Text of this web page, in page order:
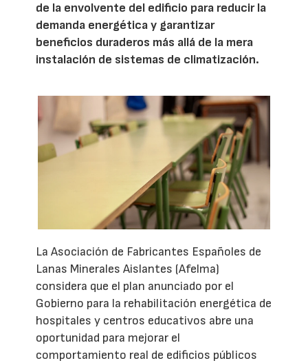
de la envolvente del edificio para reducir la
demanda energética y garantizar
beneficios duraderos más allá de la mera
instalación de sistemas de climatización.
La Asociación de Fabricantes Españoles de
Lanas Minerales Aislantes (Afelma)
considera que el plan anunciado por el
Gobierno para la rehabilitación energética de
hospitales y centros educativos abre una
oportunidad para mejorar el
comportamiento real de edificios públicos